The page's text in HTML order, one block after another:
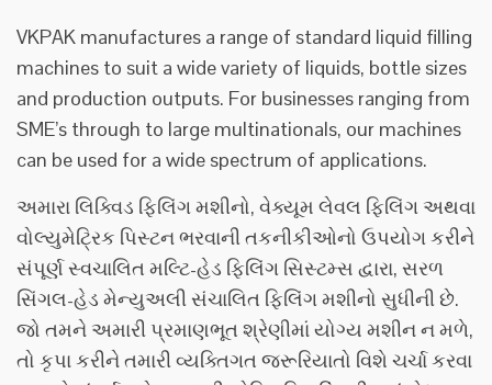
VKPAK manufactures a range of standard liquid filling
machines to suit a wide variety of liquids, bottle sizes
and production outputs. For businesses ranging from
SME’s through to large multinationals, our machines
can be used for a wide spectrum of applications.
અમારા લિક્વિડ ફિલિંગ મશીનો, વેક્યૂમ લેવલ ફિલિંગ અથવા
વોલ્યુમેટ્રિક પિસ્ટન ભરવાની તકનીકીઓનો ઉપયોગ કરીને
સંપૂર્ણ સ્વચાલિત મલ્ટિ-હેડ ફિલિંગ સિસ્ટમ્સ દ્વારા, સરળ
સિંગલ-હેડ મેન્યુઅલી સંચાલિત ફિલિંગ મશીનો સુધીની છે.
જો તમને અમારી પ્રમાણભૂત શ્રેણીમાં યોગ્ય મશીન ન મળે,
તો કૃપા કરીને તમારી વ્યક્તિગત જરૂરિયાતો વિશે ચર્ચા કરવા